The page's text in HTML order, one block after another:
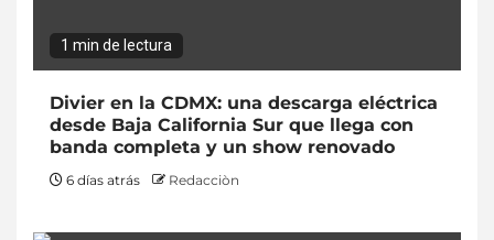
1 min de lectura
Divier en la CDMX: una descarga eléctrica
desde Baja California Sur que llega con
banda completa y un show renovado
6 días atrás Redacciòn